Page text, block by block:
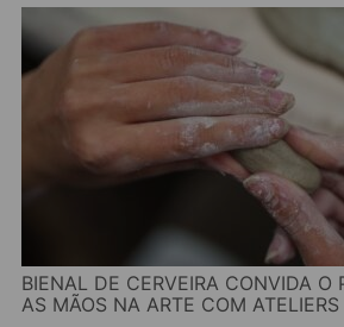
BIENAL DE CERVEIRA CONVIDA O
AS MÃOS NA ARTE COM ATELIERS